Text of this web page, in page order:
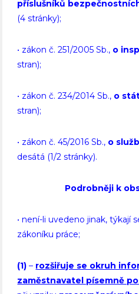
příslušníků
(4 stránky);
• zákon č. 251/2005 Sb., o
stran);
• zákon č. 234/2014 Sb., o
stran);
• zákon č. 45/2016 Sb., o
desátá (1/2 stránky).
Podrobněji k
• není-li uvedeno jinak, týkají
zákoníku práce;
(1) – rozšiřuje se okruh
zaměstnavatel písemně